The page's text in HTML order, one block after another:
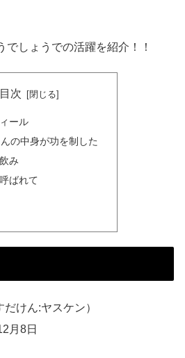
でしょうでの活躍を紹介！！
目次
ール
の中身が功を制した
み
ばれて
けん:ヤスケン）
月8日